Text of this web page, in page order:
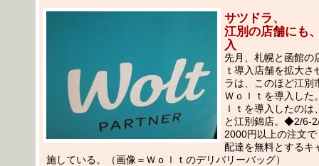
サツドラ、
江別の店舗にも
入
先月、札幌と函館の
ｔ導入店舗を拡大さ
ラは、このほど江別
Ｗｏｌｔを導入した
ｌｔを導入したの
と江別錦店。◆2/6-
2000円以上の注文
配達を無料とするキ
施している。（画像＝Ｗｏｌｔのデリバリーバッグ）